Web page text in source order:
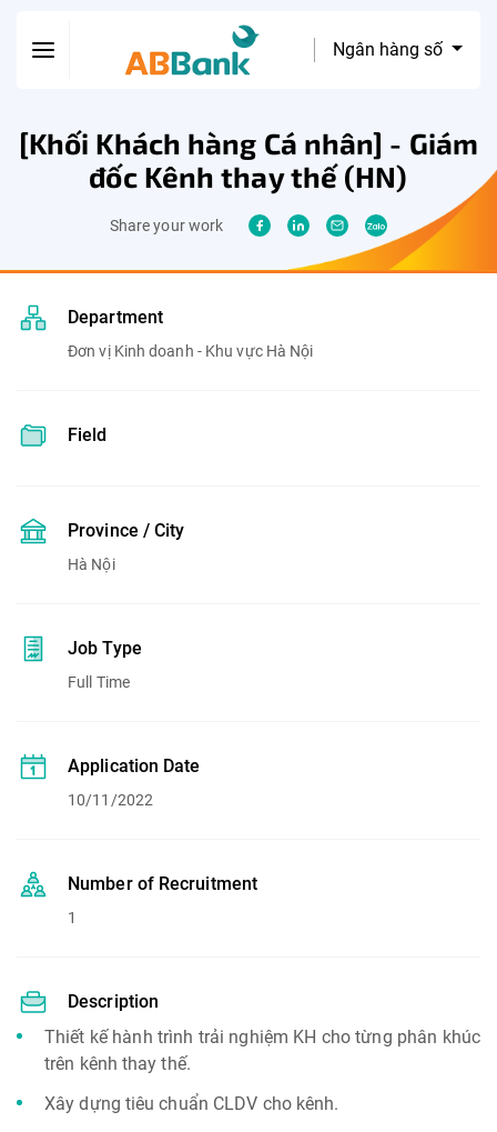
Ngân hàng số
[Khối Khách hàng Cá nhân] - Giám
đốc Kênh thay thế (HN)
Share your work
Department
Đơn vị Kinh doanh - Khu vực Hà Nội
Field
Province / City
Hà Nội
Job Type
Full Time
Application Date
10/11/2022
Number of Recruitment
1
Description
Thiết kế hành trình trải nghiệm KH cho từng phân khúc
trên kênh thay thế.
Xây dựng tiêu chuẩn CLDV cho kênh.